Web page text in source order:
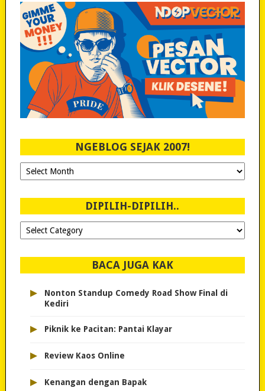
NGEBLOG SEJAK 2007!
Ngeblog
Sejak
DIPILIH-DIPILIH..
Dipilih-
dipilih..
BACA JUGA KAK
▸
Nonton Standup Comedy Road Show Final di
Kediri
▸ Piknik ke Pacitan: Pantai Klayar
▸ Review Kaos Online
▸ Kenangan dengan Bapak